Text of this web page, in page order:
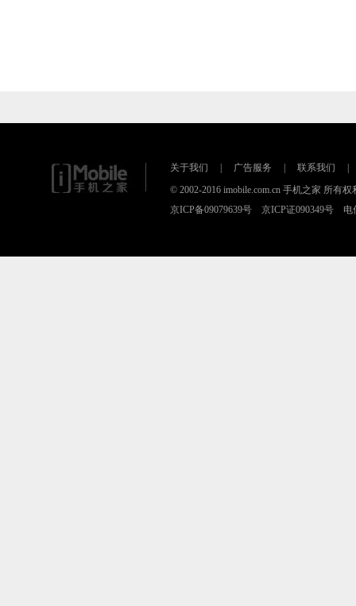
关于我们 广告服务 联系我们
© 2002-2016 imobile.com.cn 手机之家 所有
京ICP备09079639号 京ICP证090349号 电